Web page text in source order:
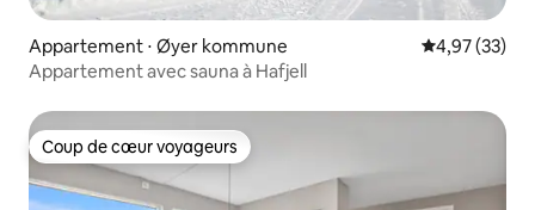
Appartement ⋅ Øyer kommune Évaluation
4,97 (33)
Appartement avec sauna à Hafjell
Coup de cœur voyageurs
Coup de cœur voyageurs